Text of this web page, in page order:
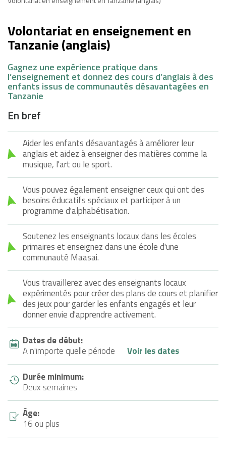
Volontariat en enseignement en
Tanzanie (anglais)
Gagnez une expérience pratique dans
l’enseignement et donnez des cours d’anglais à des
enfants issus de communautés désavantagées en
Tanzanie
En bref
Aider les enfants désavantagés à améliorer leur
anglais et aidez à enseigner des matières comme la
musique, l'art ou le sport.
Vous pouvez également enseigner ceux qui ont des
besoins éducatifs spéciaux et participer à un
programme d'alphabétisation.
Soutenez les enseignants locaux dans les écoles
primaires et enseignez dans une école d'une
communauté Maasai.
Vous travaillerez avec des enseignants locaux
expérimentés pour créer des plans de cours et planifier
des jeux pour garder les enfants engagés et leur
donner envie d'apprendre activement.
Dates de début:
A n'importe quelle période
Voir les dates
Durée minimum:
Deux semaines
Âge:
16 ou plus